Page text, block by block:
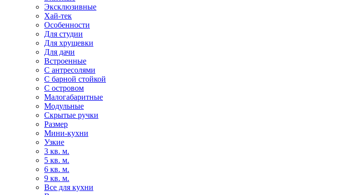
Эксклюзивные
Хай-тек
Особенности
Для студии
Для хрущевки
Для дачи
Встроенные
С антресолями
С барной стойкой
С островом
Малогабаритные
Модульные
Скрытые ручки
Размер
Мини-кухни
Узкие
3 кв. м.
5 кв. м.
6 кв. м.
9 кв. м.
Все для кухни